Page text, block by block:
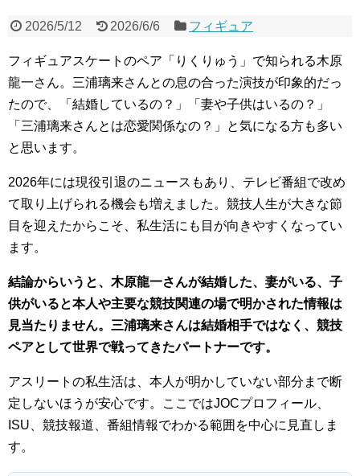
2026/5/12 2026/6/6 フィギュア
フィギュアスケートのペア「りくりゅう」で知られる木原
龍一さん。三浦璃来さんとの息の合った演技が印象的だっ
たので、「結婚しているの？」「妻や子供はいるの？」
「三浦璃来さんとは恋愛関係なの？」と気になる方も多い
と思います。
2026年には現役引退のニュースもあり、テレビ番組で改め
て取り上げられる機会も増えました。競技人生が大きな節
目を迎えたからこそ、私生活にも目が向きやすくなってい
ます。
結論からいうと、木原龍一さんが結婚した、妻がいる、子
供がいると本人や主要な競技関連の場で明かされた情報は
見当たりません。三浦璃来さんは結婚相手ではなく、競技
ペアとして世界で戦ってきたパートナーです。
アスリートの私生活は、本人が明かしていない部分まで断
定しないほうが安心です。ここではJOCプロフィール、
ISU、競技報道、番組情報でわかる範囲を中心に見直しま
す。